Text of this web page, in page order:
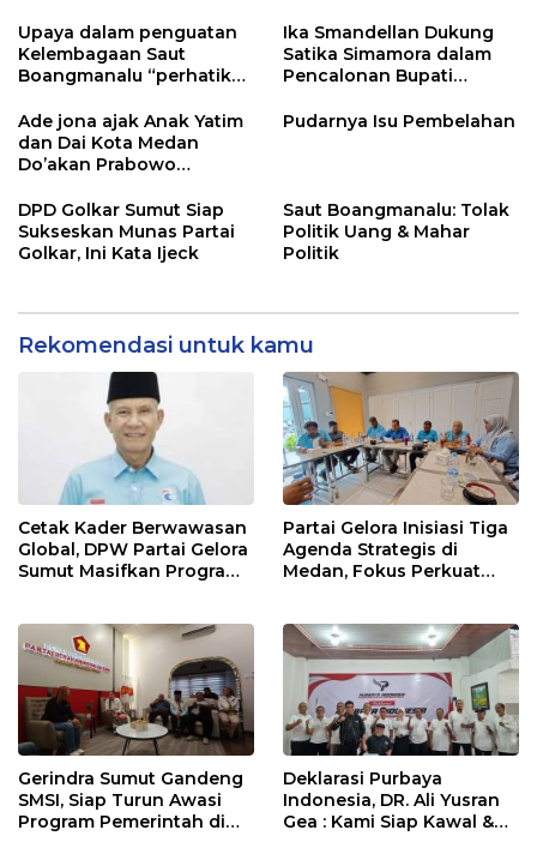
Prabowo dan Menkeu
Purbaya
Upaya dalam penguatan
Kelembagaan Saut
Boangmanalu “perhatikan
Ika Smandellan Dukung
Satika Simamora dalam
Pencalonan Bupati
Ade jona ajak Anak Yatim
dan Dai Kota Medan
Do’akan Prabowo
Pudarnya Isu Pembelahan
DPD Golkar Sumut Siap
Sukseskan Munas Partai
Golkar, Ini Kata Ijeck
Saut Boangmanalu: Tolak
Politik Uang & Mahar
Politik
Rekomendasi untuk kamu
Cetak Kader Berwawasan
Global, DPW Partai Gelora
Sumut Masifkan Program
Partai Gelora Inisiasi Tiga
Agenda Strategis di
Medan, Fokus Perkuat
Gerindra Sumut Gandeng
SMSI, Siap Turun Awasi
Program Pemerintah di
Deklarasi Purbaya
Indonesia, DR. Ali Yusran
Gea : Kami Siap Kawal &